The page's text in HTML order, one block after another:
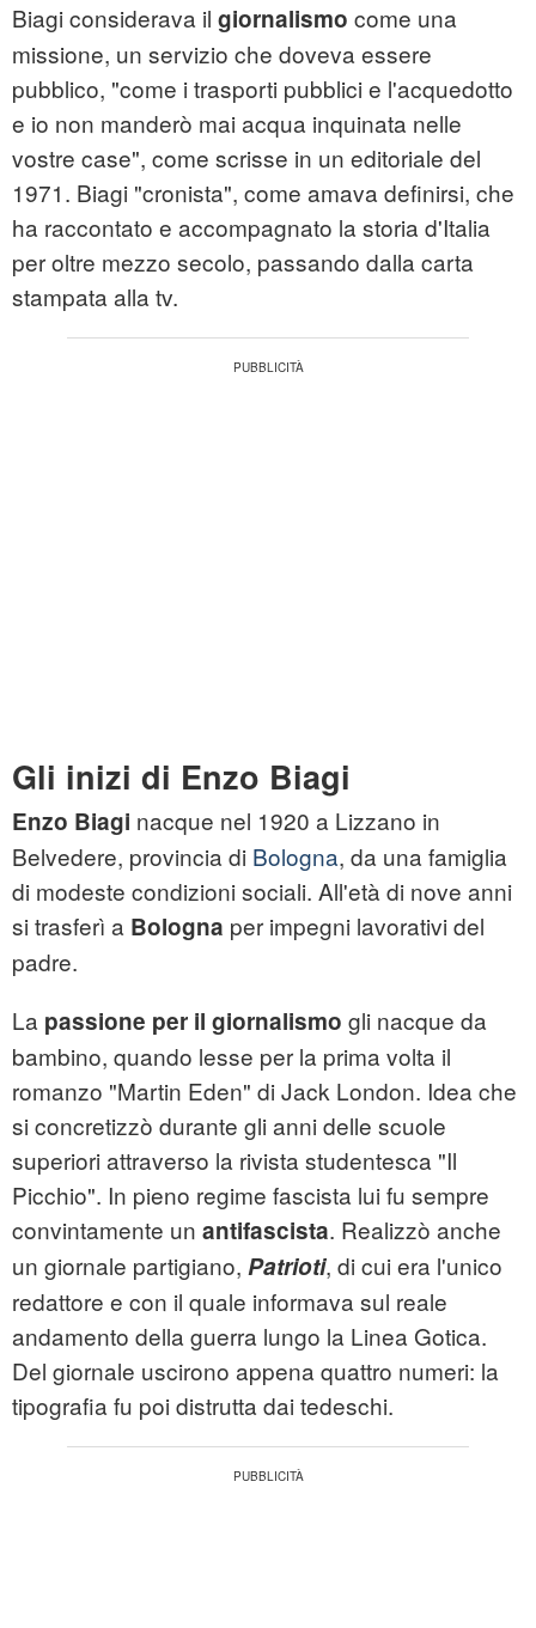
Biagi considerava il giornalismo come una
missione, un servizio che doveva essere
pubblico, "come i trasporti pubblici e l'acquedotto
e io non manderò mai acqua inquinata nelle
vostre case", come scrisse in un editoriale del
1971. Biagi "cronista", come amava definirsi, che
ha raccontato e accompagnato la storia d'Italia
per oltre mezzo secolo, passando dalla carta
stampata alla tv.
Gli inizi di Enzo Biagi
Enzo Biagi nacque nel 1920 a Lizzano in
Belvedere, provincia di Bologna, da una famiglia
di modeste condizioni sociali. All'età di nove anni
si trasferì a Bologna per impegni lavorativi del
padre.
La passione per il giornalismo gli nacque da
bambino, quando lesse per la prima volta il
romanzo "Martin Eden" di Jack London. Idea che
si concretizzò durante gli anni delle scuole
superiori attraverso la rivista studentesca "Il
Picchio". In pieno regime fascista lui fu sempre
convintamente un antifascista. Realizzò anche
un giornale partigiano, Patrioti, di cui era l'unico
redattore e con il quale informava sul reale
andamento della guerra lungo la Linea Gotica.
Del giornale uscirono appena quattro numeri: la
tipografia fu poi distrutta dai tedeschi.